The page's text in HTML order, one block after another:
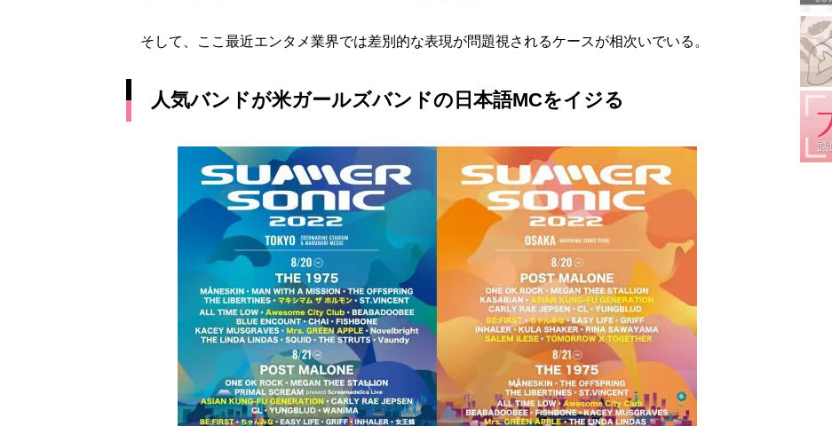
そして、ここ最近エンタメ業界では差別的な表現が問題視されるケースが相次いでいる。
人気バンドが米ガールズバンドの日本語MCをイジる